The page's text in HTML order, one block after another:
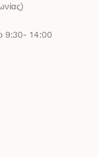
9:30- 14:00